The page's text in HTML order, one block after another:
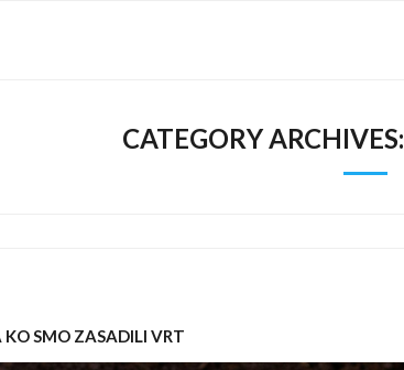
CATEGORY ARCHIVES:
KO SMO ZASADILI VRT